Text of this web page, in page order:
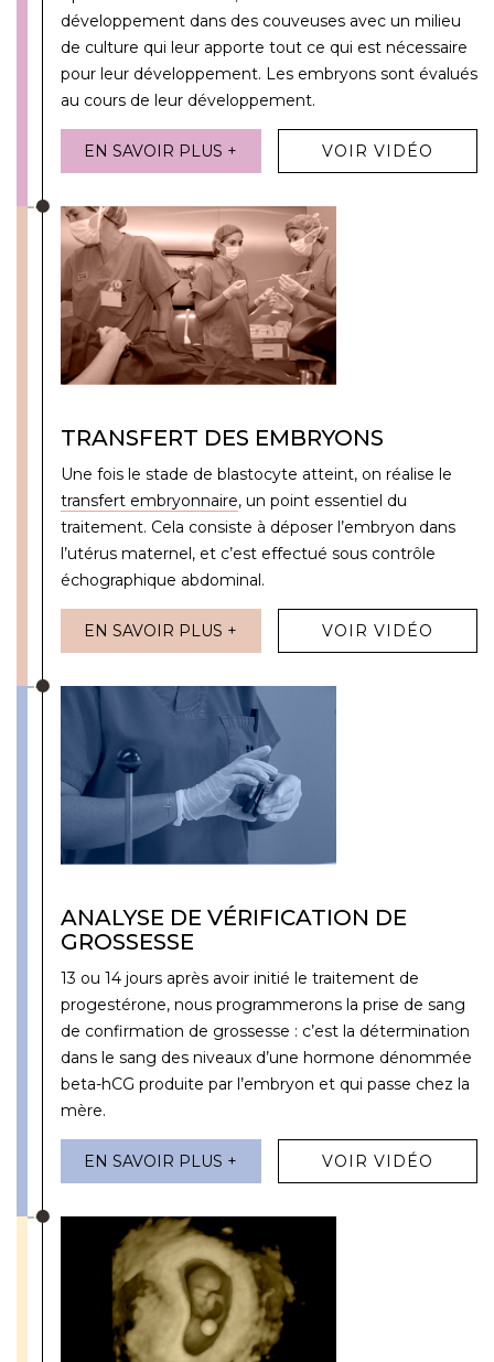
développement dans des couveuses avec un milieu
de culture qui leur apporte tout ce qui est nécessaire
pour leur développement. Les embryons sont évalués
au cours de leur développement.
EN SAVOIR PLUS + VOIR VIDÉO
TRANSFERT DES EMBRYONS
Une fois le stade de blastocyte atteint, on réalise le
transfert embryonnaire, un point essentiel du
traitement. Cela consiste à déposer l’embryon dans
l’utérus maternel, et c’est effectué sous contrôle
échographique abdominal.
EN SAVOIR PLUS + VOIR VIDÉO
ANALYSE DE VÉRIFICATION DE
GROSSESSE
13 ou 14 jours après avoir initié le traitement de
progestérone, nous programmerons la prise de sang
de confirmation de grossesse : c’est la détermination
dans le sang des niveaux d’une hormone dénommée
beta-hCG produite par l’embryon et qui passe chez la
mère.
EN SAVOIR PLUS + VOIR VIDÉO